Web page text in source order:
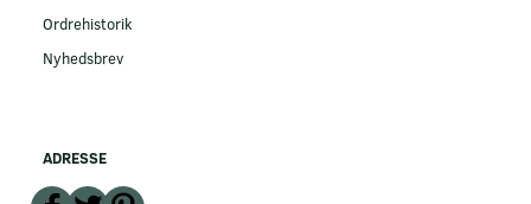
Ordrehistorik
Nyhedsbrev
ADRESSE